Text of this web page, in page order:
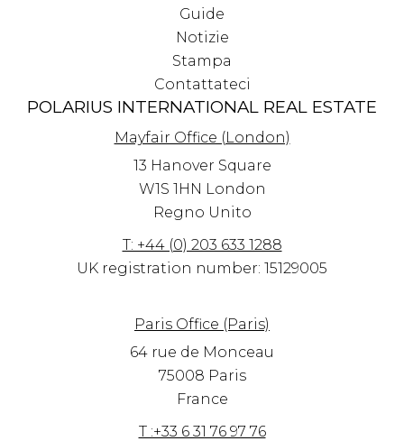
Guide
Notizie
Stampa
Contattateci
POLARIUS INTERNATIONAL REAL ESTATE
Mayfair Office (London)
13 Hanover Square
W1S 1HN London
Regno Unito
T: +44 (0) 203 633 1288
UK registration number: 15129005
Paris Office (Paris)
64 rue de Monceau
75008 Paris
France
T :+33 6 31 76 97 76